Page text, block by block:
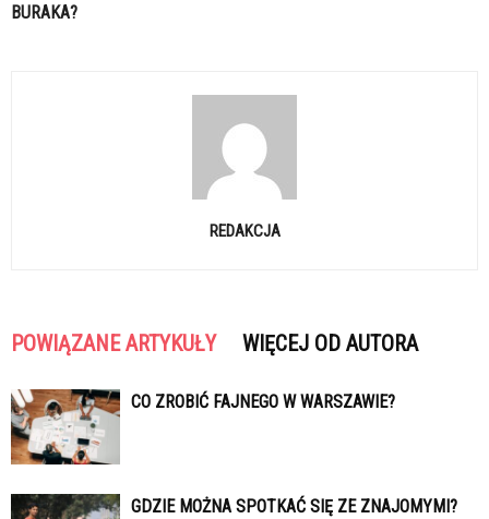
BURAKA?
REDAKCJA
POWIĄZANE ARTYKUŁY WIĘCEJ OD AUTORA
CO ZROBIĆ FAJNEGO W WARSZAWIE?
GDZIE MOŻNA SPOTKAĆ SIĘ ZE ZNAJOMYMI?